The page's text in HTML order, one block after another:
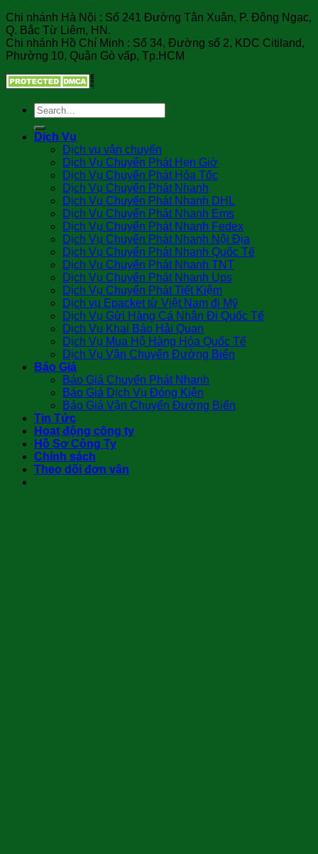
Chi nhánh Hà Nội : Số 241 Đường Tân Xuân, P. Đông Ngạc,
Q. Bắc Từ Liêm, HN.
Chi nhánh Hồ Chí Minh : Số 34, Đường số 2, KDC Citiland,
Phường 10, Quận Gò vấp, Tp.HCM
Dịch Vụ
Dịch vụ vận chuyển
Dịch Vụ Chuyển Phát Hẹn Giờ
Dịch Vụ Chuyển Phát Hỏa Tốc
Dịch Vụ Chuyển Phát Nhanh
Dịch Vụ Chuyển Phát Nhanh DHL
Dịch Vụ Chuyển Phát Nhanh Ems
Dịch Vụ Chuyển Phát Nhanh Fedex
Dịch Vụ Chuyển Phát Nhanh Nội Địa
Dịch Vụ Chuyển Phát Nhanh Quốc Tế
Dịch Vụ Chuyển Phát Nhanh TNT
Dịch Vụ Chuyển Phát Nhanh Ups
Dịch Vụ Chuyển Phát Tiết Kiệm
Dịch vụ Epacket từ Việt Nam đi Mỹ
Dịch Vụ Gửi Hàng Cá Nhân Đi Quốc Tế
Dịch Vụ Khai Báo Hải Quan
Dịch Vụ Mua Hộ Hàng Hóa Quốc Tế
Dịch Vụ Vận Chuyển Đường Biển
Báo Giá
Báo Giá Chuyển Phát Nhanh
Báo Giá Dịch Vụ Đóng Kiện
Báo Giá Vận Chuyển Đường Biển
Tin Tức
Hoạt động công ty
Hồ Sơ Công Ty
Chính sách
Theo dõi đơn vận